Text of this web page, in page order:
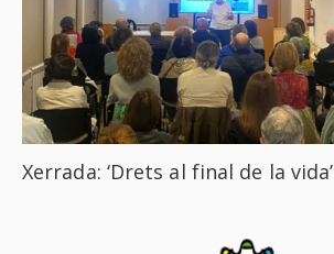
Xerrada: ‘Drets al final de la vida’